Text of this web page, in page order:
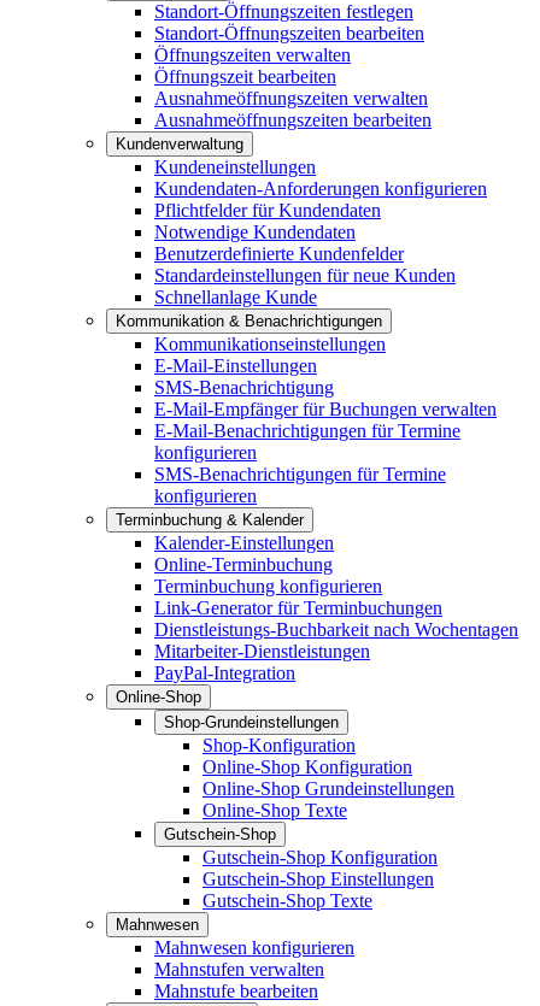
Standort-Öffnungszeiten festlegen
Standort-Öffnungszeiten bearbeiten
Öffnungszeiten verwalten
Öffnungszeit bearbeiten
Ausnahmeöffnungszeiten verwalten
Ausnahmeöffnungszeiten bearbeiten
Kundenverwaltung
Kundeneinstellungen
Kundendaten-Anforderungen konfigurieren
Pflichtfelder für Kundendaten
Notwendige Kundendaten
Benutzerdefinierte Kundenfelder
Standardeinstellungen für neue Kunden
Schnellanlage Kunde
Kommunikation & Benachrichtigungen
Kommunikationseinstellungen
E-Mail-Einstellungen
SMS-Benachrichtigung
E-Mail-Empfänger für Buchungen verwalten
E-Mail-Benachrichtigungen für Termine
konfigurieren
SMS-Benachrichtigungen für Termine
konfigurieren
Terminbuchung & Kalender
Kalender-Einstellungen
Online-Terminbuchung
Terminbuchung konfigurieren
Link-Generator für Terminbuchungen
Dienstleistungs-Buchbarkeit nach Wochentagen
Mitarbeiter-Dienstleistungen
PayPal-Integration
Online-Shop
Shop-Grundeinstellungen
Shop-Konfiguration
Online-Shop Konfiguration
Online-Shop Grundeinstellungen
Online-Shop Texte
Gutschein-Shop
Gutschein-Shop Konfiguration
Gutschein-Shop Einstellungen
Gutschein-Shop Texte
Mahnwesen
Mahnwesen konfigurieren
Mahnstufen verwalten
Mahnstufe bearbeiten